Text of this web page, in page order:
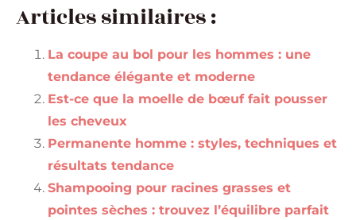
Articles similaires :
La coupe au bol pour les hommes : une
tendance élégante et moderne
Est-ce que la moelle de bœuf fait pousser
les cheveux
Permanente homme : styles, techniques et
résultats tendance
Shampooing pour racines grasses et
pointes sèches : trouvez l’équilibre parfait